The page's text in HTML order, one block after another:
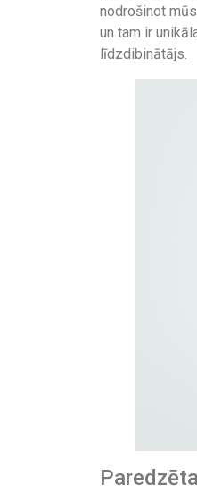
nodrošinot
un tam ir
līdzdibinātājs.